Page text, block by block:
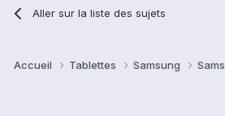
Aller sur la liste des sujets
Accueil Tablettes Samsung